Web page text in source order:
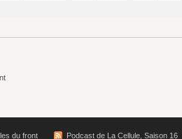
du front Podcast de La Cellule, Saison 16